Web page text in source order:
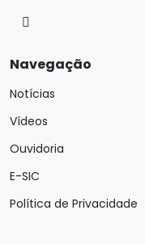
Navegação
Notícias
Vídeos
Ouvidoria
E-SIC
Política de Privacidade